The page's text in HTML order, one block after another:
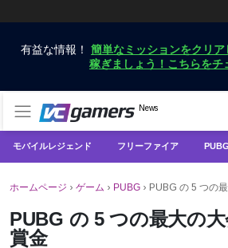
有益な情報！ 簡単なミッションをクリ
稼ぎましょう！こちらをチ
VCGamers
News
VCGamersだけで最新
モバイルレジェンド フリーファイア PUBG
ホームページ › ゲーム › PUBG › PUBG の 5 つの
PUBG の 5 つの最大の
賞金